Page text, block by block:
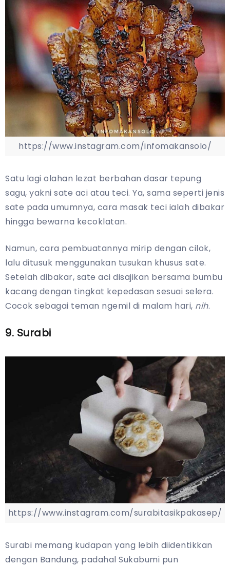
https://www.instagram.com/infomakansolo/
Satu lagi olahan lezat berbahan dasar tepung
sagu, yakni sate aci atau teci. Ya, sama seperti jenis
sate pada umumnya, cara masak teci ialah dibakar
hingga bewarna kecoklatan.
Namun, cara pembuatannya mirip dengan cilok,
lalu ditusuk menggunakan tusukan khusus sate.
Setelah dibakar, sate aci disajikan bersama bumbu
kacang dengan tingkat kepedasan sesuai selera.
Cocok sebagai teman ngemil di malam hari, nih.
9. Surabi
https://www.instagram.com/surabitasikpakasep/
Surabi memang kudapan yang lebih diidentikkan
dengan Bandung, padahal Sukabumi pun